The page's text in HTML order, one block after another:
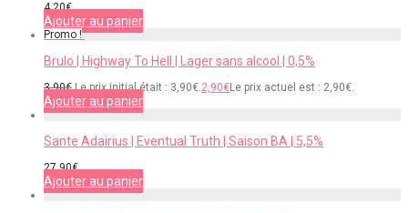
4,20€
Ajouter au panier
Promo !
Brulo | Highway To Hell | Lager sans alcool | 0,5%
3,90€ Le prix initial était : 3,90€.2,90€Le prix actuel est : 2,90€.
Ajouter au panier
Sante Adairius | Eventual Truth | Saison BA | 5,5%
27,90€
Ajouter au panier